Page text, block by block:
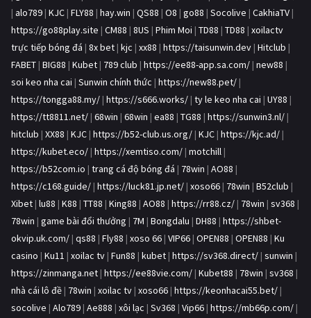
| alo789 | KJC | FLY88 | hay.win | QS88 | O8 | go88 | Socolive | CakhiaTV |
https://go88play.site | CM88 | 8US | Phim Moi | TD88 | TD88 | xoilactv
trực tiếp bóng đá | 8x bet | kjc | xx88 | https://taisunwin.dev | Hitclub |
FABET | BIG88 | Kubet | 789 club | https://ee88-app.sa.com/ | new88 |
soi keo nha cai | Sunwin chính thức | https://new88.pet/ |
https://tongga88.my/ | https://s666.works/ | ty le keo nha cai | UY88 |
https://tt8811.net/ | 68win | 68win | ea88 | TG88 | https://sunwin3.nl/ |
hitclub | XX88 | KJC | https://b52-club.us.org/ | KJC | https://kjc.ad/ |
https://kubet.eco/ | https://xemtiso.com/ | motchill |
https://b52com.io | trang cá độ bóng đá | 78win | AO88 |
https://c168.guide/ | https://luck81.jp.net/ | xoso66 | 78win | B52club |
Xibet | lu88 | K88 | TT88 | King88 | AO88 | https://rr88.cz/ | 78win | sv368 |
78win | game bài đổi thưởng | 7M | Bongdalu | DH88 | https://shbet-
okvip.uk.com/ | qs88 | Fly88 | xoso 66 | VIP66 | OPEN88 | OPEN88 | Ku
casino | Ku11 | xoilac tv | Fun88 | kubet | https://sv368.direct/ | sunwin |
https://zinmanga.net | https://ee88vie.com/ | Kubet88 | 78win | sv368 |
nhà cái lô đề | 78win | xoilac tv | xoso66 | https://keonhacai55.bet/ |
socolive | Alo789 | Ae888 | xôi lạc | Sv368 | Vip66 | https://mb66p.com/ |